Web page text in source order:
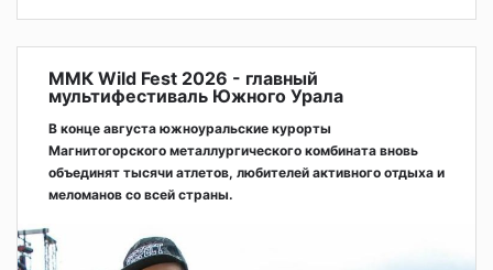
ММК Wild Fest 2026 - главный
мультифестиваль Южного Урала
В конце августа южноуральские курорты
Магнитогорского металлургического комбината вновь
объединят тысячи атлетов, любителей активного отдыха и
меломанов со всей страны.